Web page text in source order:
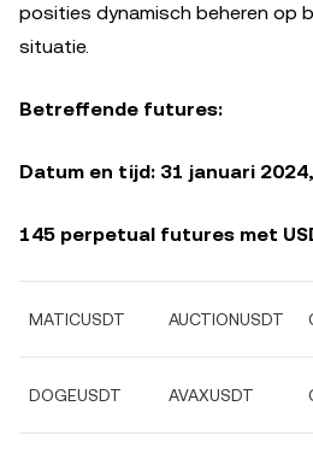
posities dynamisch beheren op
situatie.
Betreffende futures:
Datum en tijd: 31 januari
145 perpetual futures met
MATICUSDT AUCTIONUSDT
DOGEUSDT AVAXUSDT